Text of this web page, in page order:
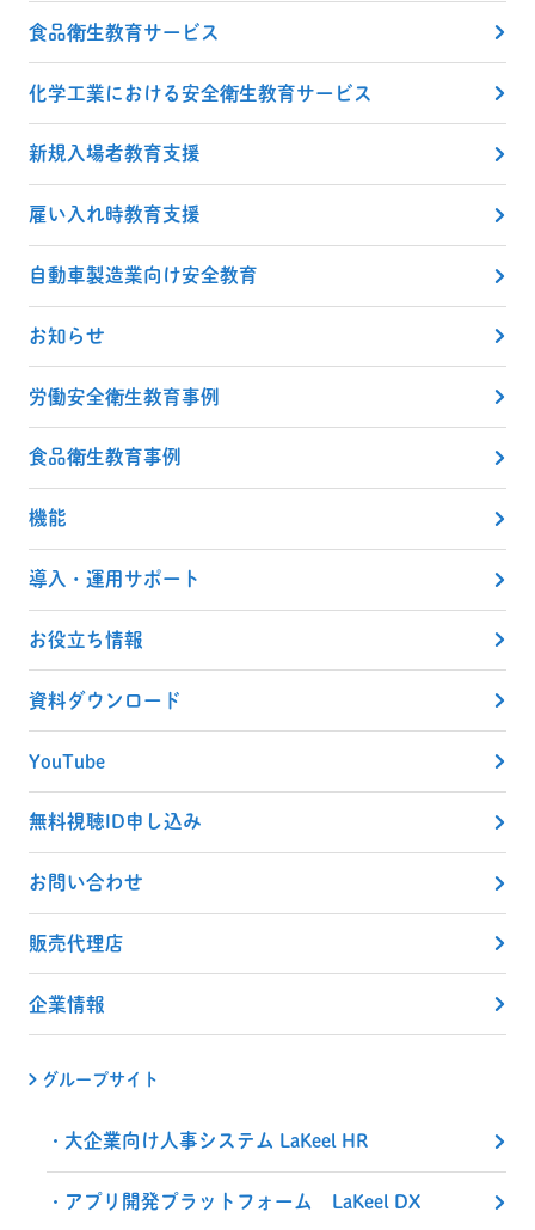
食品衛生教育サービス
化学工業における安全衛生教育サービス
新規入場者教育支援
雇い入れ時教育支援
自動車製造業向け安全教育
お知らせ
労働安全衛生教育事例
食品衛生教育事例
機能
導入・運用サポート
お役立ち情報
資料ダウンロード
YouTube
無料視聴ID申し込み
お問い合わせ
販売代理店
企業情報
グループサイト
大企業向け人事システム LaKeel HR
アプリ開発プラットフォーム LaKeel DX